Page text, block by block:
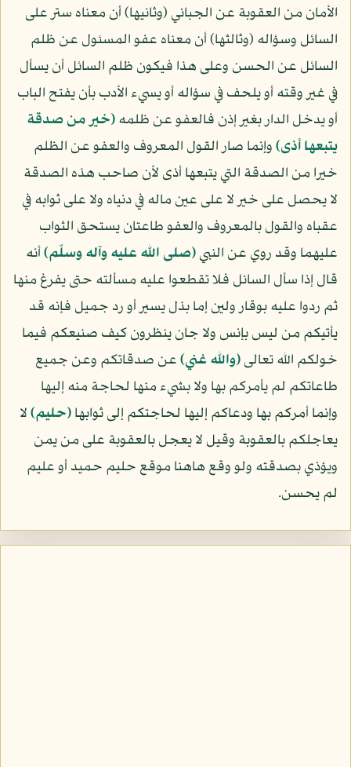
الأمان من العقوبة عن الجبائي (وثانيها) أن معناه ستر على
السائل وسؤاله (وثالثها) أن معناه عفو المسئول عن ظلم
السائل عن الحسن وعلى هذا فيكون ظلم السائل أن يسأل
في غير وقته أو يلحف في سؤاله أو يسيء الأدب بأن يفتح الباب
أو يدخل الدار بغير إذن فالعفو عن ظلمه﴿خير من صدقة
يتبعها أذى﴾وإنما صار القول المعروف والعفو عن الظلم
خيرا من الصدقة التي يتبعها أذى لأن صاحب هذه الصدقة
لا يحصل على خير لا على عين ماله في دنياه ولا على ثوابه في
عقباه والقول بالمعروف والعفو طاعتان يستحق الثواب
عليهما وقد روي عن النبي(صلى الله عليه وآله وسلّم)أنه
قال إذا سأل السائل فلا تقطعوا عليه مسألته حتى يفرغ منها
ثم ردوا عليه بوقار ولين إما بذل يسير أو رد جميل فإنه قد
يأتيكم من ليس بإنس ولا جان ينظرون كيف صنيعكم فيما
خولكم الله تعالى﴿والله غني﴾عن صدقاتكم وعن جميع
طاعاتكم لم يأمركم بها ولا بشيء منها لحاجة منه إليها
وإنما أمركم بها ودعاكم إليها لحاجتكم إلى ثوابها﴿حليم﴾لا
يعاجلكم بالعقوبة وقيل لا يعجل بالعقوبة على من يمن
ويؤذي بصدقته ولو وقع هاهنا موقع حليم حميد أو عليم
لم يحسن.